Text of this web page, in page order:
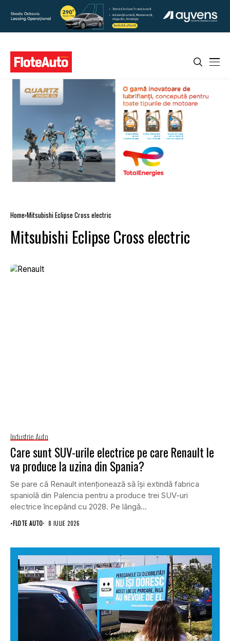
Home Mitsubishi Eclipse Cross electric
Mitsubishi Eclipse Cross electric
Industrie Auto
Care sunt SUV-urile electrice pe care Renault le
va produce la uzina din Spania?
Se pare că Renault intenționează să își extindă fabrica
spaniolă din Palencia pentru a produce trei SUV-uri
electrice începând cu 2028. Pe lângă...
•FLOTE AUTO 8 IULIE 2026